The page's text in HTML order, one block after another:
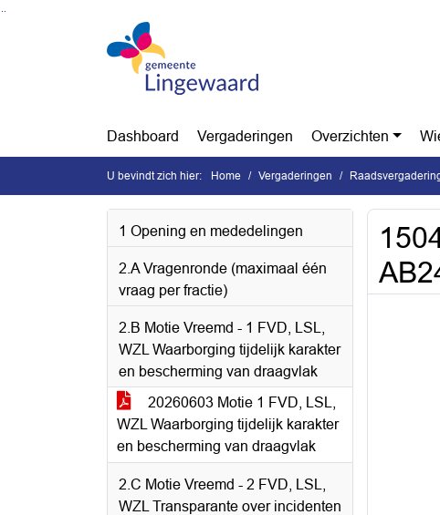
Ga naar de inhoud van deze pagina
Dashboard Vergaderingen Overzichten
U bevindt zich hier: Home Vergaderingen
1 Opening en mededelingen
2.A Vragenronde (maximaal één
vraag per fractie)
2.B Motie Vreemd - 1 FVD, LSL,
WZL Waarborging tijdelijk karakter
en bescherming van draagvlak
20260603 Motie 1 FVD, LSL,
WZL Waarborging tijdelijk karakter
en bescherming van draagvlak
2.C Motie Vreemd - 2 FVD, LSL,
WZL Transparante over incidenten